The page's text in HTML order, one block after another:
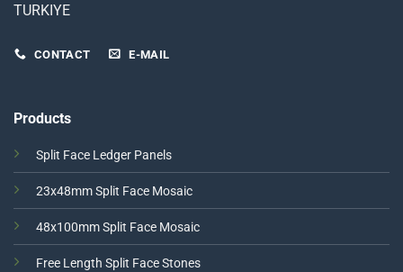
TURKIYE
CONTACT E-MAIL
Products
Split Face Ledger Panels
23x48mm Split Face Mosaic
48x100mm Split Face Mosaic
Free Length Split Face Stones